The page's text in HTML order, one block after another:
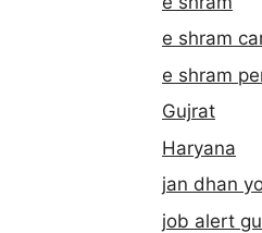
e shram
e shram
Gujrat
Haryana
jan dhan
job alert